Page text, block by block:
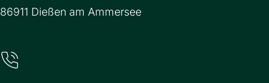
86911 Dießen am Ammersee